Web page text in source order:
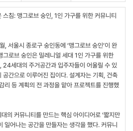
스침: 맹그로브 숭인, 1인 가구를 위한 커뮤니티
서울시 종로구 숭인동에 ‘맹그로브 숭인’이 완
그로브 숭인은 밀레니얼 세대 1인 가구를 위한
24세대의 주거공간과 입주자들이 어울릴 수 있
공간으로 이루어진 집이다. 설계자는 기획, 건축
리 등 계획의 전 과정을 맡아 프로젝트를 진행했
의 커뮤니티를 만드는 핵심 아이디어로 ‘짧지만
일어나는 공간을 만들자는 생각을 했다. 커뮤니